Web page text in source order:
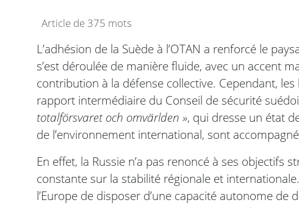
Article de 375 mots
L’adhésion de la Suède à l’OTAN a renforcé le
s’est déroulée de manière fluide, avec un accent
contribution à la défense collective. Cependant,
rapport intermédiaire du Conseil de sécurité
totalförsvaret och omvärlden », qui dresse un état
de l’environnement international, sont
En effet, la Russie n’a pas renoncé à ses objectifs
constante sur la stabilité régionale et
l’Europe de disposer d’une capacité autonome de